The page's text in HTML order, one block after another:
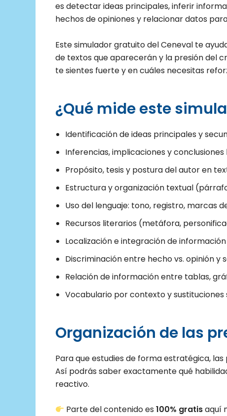
es detectar ideas principales, inferir
hechos de opiniones y relacionar datos
Este simulador gratuito del Ceneval te
de textos que aparecerán y la presión del
te sientes fuerte y en cuáles necesitas
¿Qué mide este
Identificación de ideas principales y
Inferencias, implicaciones y conclusiones
Propósito, tesis y postura del autor en
Estructura y organización textual
Uso del lenguaje: tono, registro, marcas
Recursos literarios (metáfora,
Localización e integración de
Discriminación entre hecho vs. opinión y
Relación de información entre tablas,
Vocabulario por contexto y sustituciones
Organización de las
Para que estudies de forma estratégica,
Así podrás saber exactamente qué
reactivo.
Parte del contenido es100% gratisaquí